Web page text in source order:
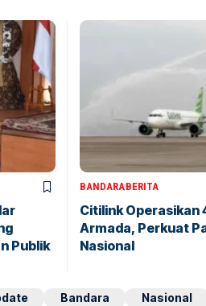
Publik
BANDARABERITA
Citilink Operasikan
Armada, Perkuat
Nasional
Bandara Nasional